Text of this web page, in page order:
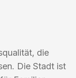
die
Die Stadt ist